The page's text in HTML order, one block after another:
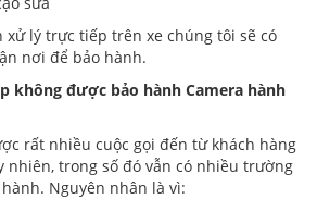
xử lý trực tiếp trên xe chúng tôi sẽ có
nơi để bảo hành.
không được bảo hành Camera hành
rất nhiều cuộc gọi đến từ khách hàng
nhiên, trong số đó vẫn có nhiều trường
Nguyên nhân là vì: